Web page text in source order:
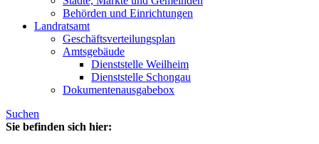
Behörden und Einrichtungen
Landratsamt
Geschäftsverteilungsplan
Amtsgebäude
Dienststelle Weilheim
Dienststelle Schongau
Dokumentenausgabebox
Suchen
Sie befinden sich hier: